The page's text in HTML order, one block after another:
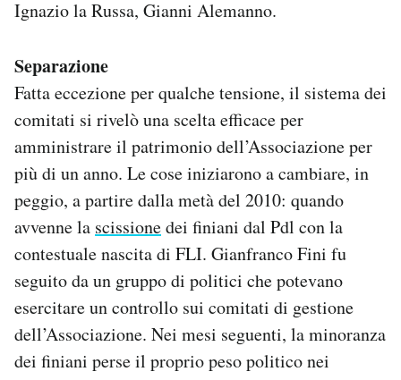
Ignazio la Russa, Gianni Alemanno.
Separazione
Fatta eccezione per qualche tensione, il sistema dei
comitati si rivelò una scelta efficace per
amministrare il patrimonio dell’Associazione per
più di un anno. Le cose iniziarono a cambiare, in
peggio, a partire dalla metà del 2010: quando
avvenne la scissionedei finiani dal Pdl con la
contestuale nascita di FLI. Gianfranco Fini fu
seguito da un gruppo di politici che potevano
esercitare un controllo sui comitati di gestione
dell’Associazione. Nei mesi seguenti, la minoranza
dei finiani perse il proprio peso politico nei